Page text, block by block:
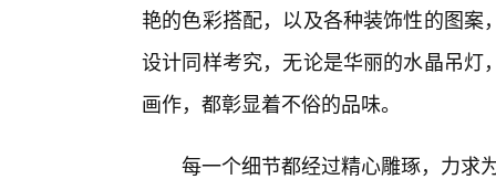
艳的色彩搭配，以及各种装饰性的图
设计同样考究，无论是华丽的水晶吊
画作，都彰显着不俗的品味。
每一个细节都经过精心雕琢，力求